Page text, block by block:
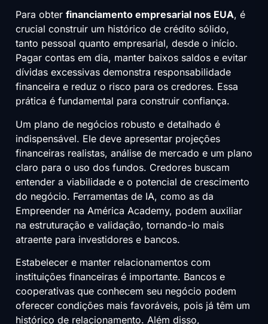
Para obter financiamento empresarial nos EUA, é
crucial construir um histórico de crédito sólido,
tanto pessoal quanto empresarial, desde o início.
Pagar contas em dia, manter baixos saldos e evitar
dívidas excessivas demonstra responsabilidade
financeira e reduz o risco para os credores. Essa
prática é fundamental para construir confiança.
Um plano de negócios robusto e detalhado é
indispensável. Ele deve apresentar projeções
financeiras realistas, análise de mercado e um plano
claro para o uso dos fundos. Credores buscam
entender a viabilidade e o potencial de crescimento
do negócio. Ferramentas de IA, como as da
Empreender na América Academy, podem auxiliar
na estruturação e validação, tornando-lo mais
atraente para investidores e bancos.
Estabelecer e manter relacionamentos com
instituições financeiras é importante. Bancos e
cooperativas que conhecem seu negócio podem
oferecer condições mais favoráveis, pois já têm um
histórico de relacionamento. Além disso,